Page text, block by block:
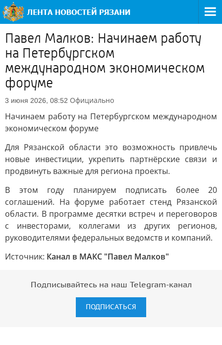
Павел Малков: Начинаем работу
на Петербургском
международном экономическом
форуме
3 июня 2026, 08:52 Официально
Начинаем работу на Петербургском международном
экономическом форуме
Для Рязанской области это возможность привлечь
новые инвестиции, укрепить партнёрские связи и
продвинуть важные для региона проекты.
В этом году планируем подписать более 20
соглашений. На форуме работает стенд Рязанской
области. В программе десятки встреч и переговоров
с инвесторами, коллегами из других регионов,
руководителями федеральных ведомств и компаний.
Источник: Канал в МАКС "Павел Малков"
Подписывайтесь на наш Telegram-канал
ПОДПИСАТЬСЯ